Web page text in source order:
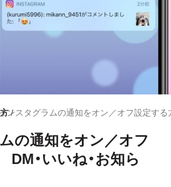
ンスタグラムの通知をオン／オフ設定す
の通知をオン／オフ
・いいね・お知ら